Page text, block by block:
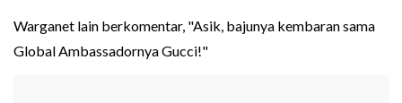
Warganet lain berkomentar, "Asik, bajunya kembaran sama
Global Ambassadornya Gucci!"